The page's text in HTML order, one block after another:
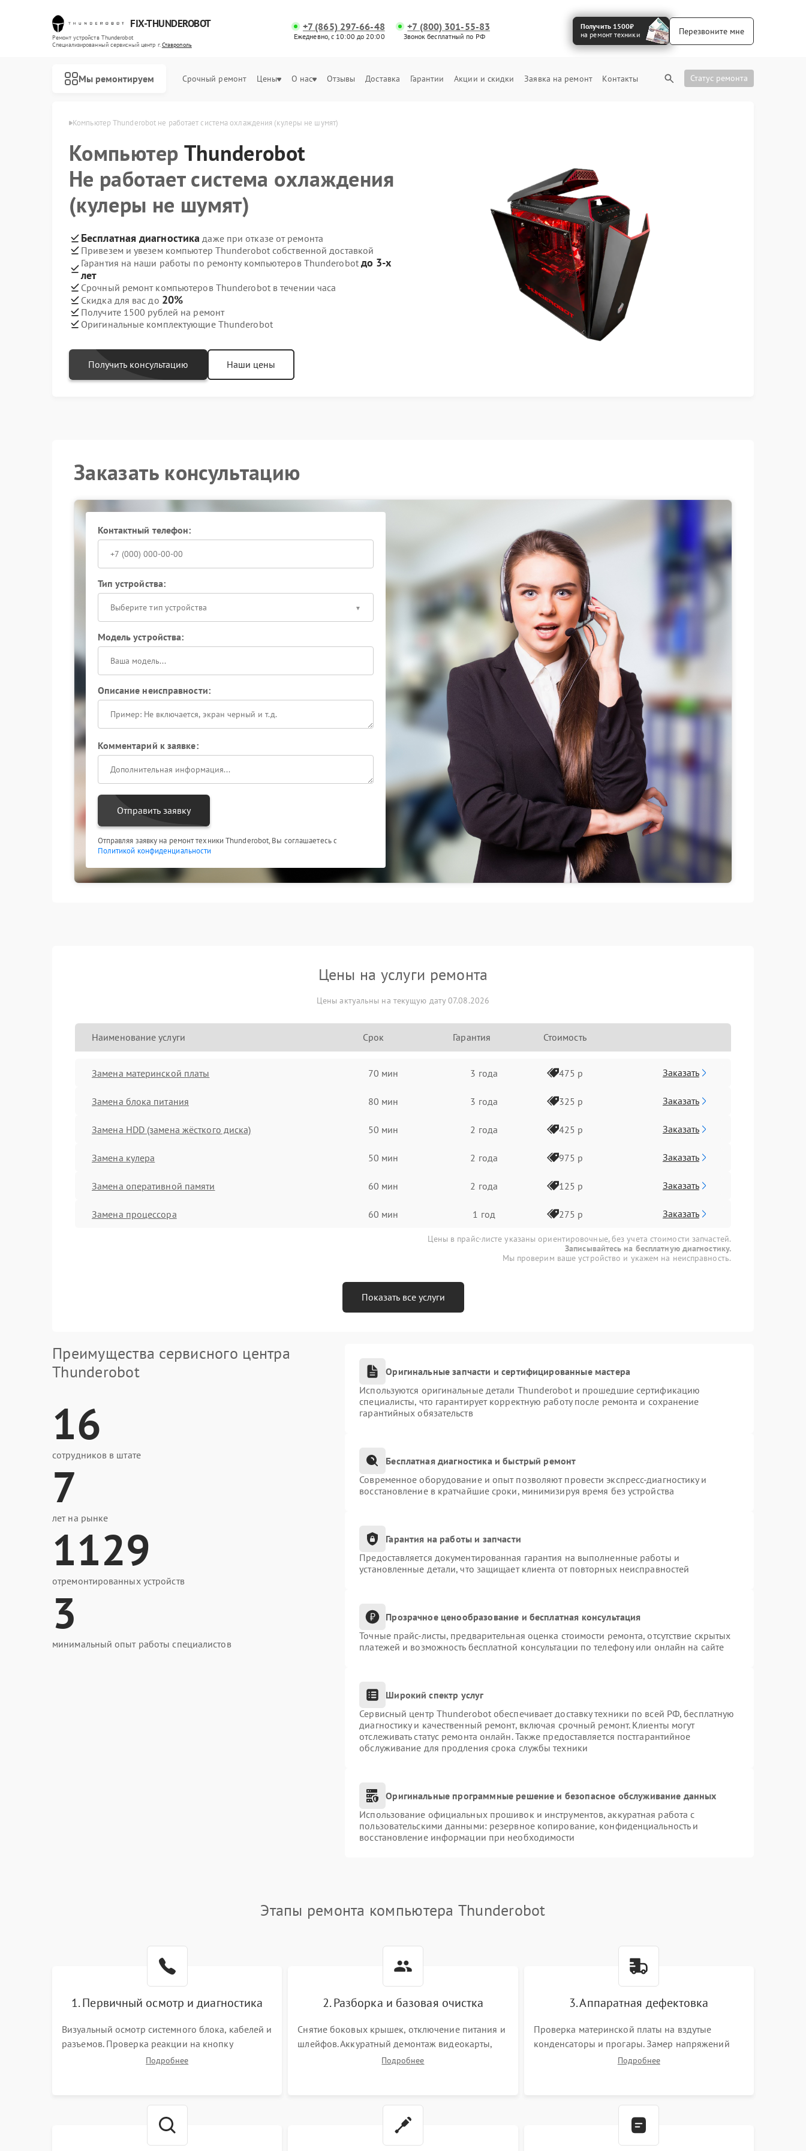
FIX-THUNDEROBOT
Ремонт устройств Thunderobot
Специализированный cервисный центр г.Ставрополь
+7 (865) 297-66-48
Ежедневно, с 10:00 до 20:00
+7 (800) 301-55-83
Звонок бесплатный по РФ
Получить 1500₽
на ремонт техники
Перезвоните мне
Мы ремонтируем Срочный ремонт Цены О нас Отзывы Доставка Гарантии Акции и скидки Заявка на ремонт Контакты Статус ремонта
в Ставрополе Компьютер Thunderobot не работает система охлаждения (кулеры не шумят)
Компьютер Thunderobot
Не работает система охлаждения
(кулеры не шумят)
Бесплатная диагностика даже при отказе от ремонта
Привезем и увезем компьютер Thunderobot собственной доставкой
Гарантия на наши работы по ремонту компьютеров Thunderobot до 3-х
лет
Срочный ремонт компьютеров Thunderobot в течении часа
Скидка для вас до 20%
Получите 1500 рублей на ремонт
Оригинальные комплектующие Thunderobot
Получить консультацию Наши цены
Заказать консультацию
Контактный телефон:
Тип устройства:
Выберите тип устройства
Модель устройства:
Описание неисправности:
Комментарий к заявке:
Отправить заявку
Отправляя заявку на ремонт техники Thunderobot, Вы соглашаетесь с
Политикой конфиденциальности
Цены на услуги ремонта
Цены актуальны на текущую дату 07.08.2026
Наименование услуги Срок Гарантия Стоимость
Замена материнской платы 70 мин 3 года 475 р Заказать
Замена блока питания 80 мин 3 года 325 р Заказать
Замена HDD (замена жёсткого диска) 50 мин 2 года 425 р Заказать
Замена кулера 50 мин 2 года 975 р Заказать
Замена оперативной памяти 60 мин 2 года 125 р Заказать
Замена процессора 60 мин 1 год 275 р Заказать
Цены в прайс-листе указаны ориентировочные, без учета стоимости запчастей.
Записывайтесь на бесплатную диагностику.
Мы проверим ваше устройство и укажем на неисправность.
Показать все услуги
Преимущества сервисного центра
Thunderobot
16
сотрудников в штате
7
лет на рынке
1129
отремонтированных устройств
3
минимальный опыт работы специалистов
Оригинальные запчасти и сертифицированные мастера
Используются оригинальные детали Thunderobot и прошедшие сертификацию
специалисты, что гарантирует корректную работу после ремонта и сохранение
гарантийных обязательств
Бесплатная диагностика и быстрый ремонт
Современное оборудование и опыт позволяют провести экспресс-диагностику и
восстановление в кратчайшие сроки, минимизируя время без устройства
Гарантия на работы и запчасти
Предоставляется документированная гарантия на выполненные работы и
установленные детали, что защищает клиента от повторных неисправностей
Прозрачное ценообразование и бесплатная консультация
Точные прайс-листы, предварительная оценка стоимости ремонта, отсутствие скрытых
платежей и возможность бесплатной консультации по телефону или онлайн на сайте
Широкий спектр услуг
Сервисный центр Thunderobot обеспечивает доставку техники по всей РФ, бесплатную
диагностику и качественный ремонт, включая срочный ремонт. Клиенты могут
отслеживать статус ремонта онлайн. Также предоставляется постгарантийное
обслуживание для продления срока службы техники
Оригинальные программные решение и безопасное обслуживание данных
Использование официальных прошивок и инструментов, аккуратная работа с
пользовательскими данными: резервное копирование, конфиденциальность и
восстановление информации при необходимости
Этапы ремонта компьютера Thunderobot
1. Первичный осмотр и диагностика
Визуальный осмотр системного блока, кабелей и
разъемов. Проверка реакции на кнопку
включения и звуковых сигналов POST. Оценка
Подробнее
2. Разборка и базовая очистка
Снятие боковых крышек, отключение питания и
шлейфов. Аккуратный демонтаж видеокарты,
оперативной памяти и кулеров. Тщательная
Подробнее
3. Аппаратная дефектовка
Проверка материнской платы на вздутые
конденсаторы и прогары. Замер напряжений
мультиметром. Тестирование оперативной
Подробнее